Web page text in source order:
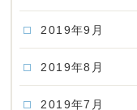
2019年9月
2019年8月
2019年7月